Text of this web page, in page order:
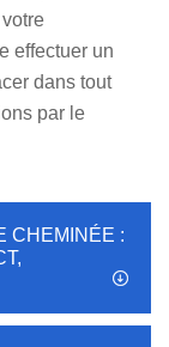
effectuer un
dans tout
par le
CHEMINÉE :